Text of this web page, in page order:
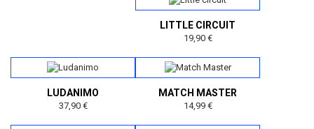
LITTLE CIRCUIT
19,90 €
LUDANIMO
37,90 €
MATCH MASTER
14,99 €